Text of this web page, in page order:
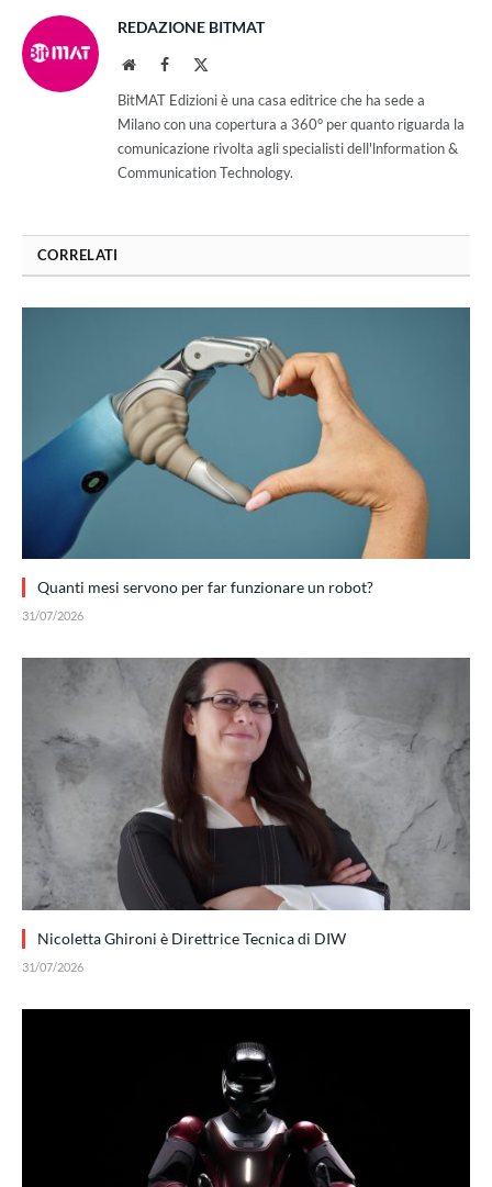
REDAZIONE BITMAT
WebsiteFacebook
BitMAT Edizioni è una casa editrice che ha sede a
Milano con una copertura a 360° per quanto riguarda la
comunicazione rivolta agli specialisti dell'lnformation &
Communication Technology.
CORRELATI
Quanti mesi servono per far funzionare un robot?
31/07/2026
Nicoletta Ghironi è Direttrice Tecnica di DIW
31/07/2026